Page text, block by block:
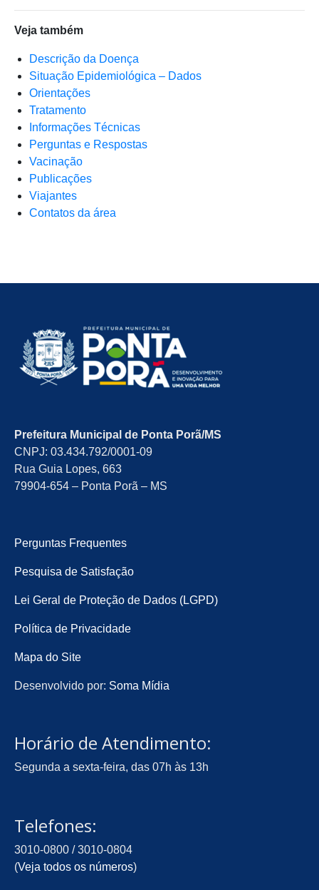
Veja também
Descrição da Doença
Situação Epidemiológica – Dados
Orientações
Tratamento
Informações Técnicas
Perguntas e Respostas
Vacinação
Publicações
Viajantes
Contatos da área
Prefeitura Municipal de Ponta Porã/MS
CNPJ: 03.434.792/0001-09
Rua Guia Lopes, 663
79904-654 – Ponta Porã – MS
Perguntas Frequentes
Pesquisa de Satisfação
Lei Geral de Proteção de Dados (LGPD)
Política de Privacidade
Mapa do Site
Desenvolvido por: Soma Mídia
Horário de Atendimento:
Segunda a sexta-feira, das 07h às 13h
Telefones:
3010-0800 / 3010-0804
(Veja todos os números)